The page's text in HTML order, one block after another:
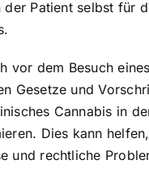
der Patient selbst für
vor dem Besuch
Gesetze und
Cannabis in
Dies kann helfen,
und rechtliche